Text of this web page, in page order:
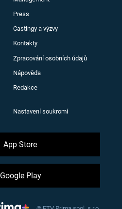
Press
Castingy a výzvy
Kontakty
Zpracování osobních údajů
Nápověda
Redakce
Nastavení soukromí
App Store
Google Play